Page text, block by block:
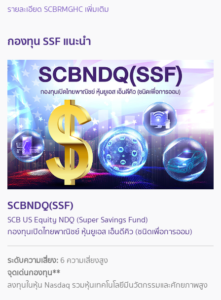
รายละเอียด SCBRMGHC เพิ่มเติม
กองทุน SSF แนะนำ
SCBNDQ(SSF)
SCB US Equity NDQ (Super Savings Fund)
กองทุนเปิดไทยพาณิชย์ หุ้นยูเอส เอ็นดีคิว (ชนิดเพื่อการออม)
ระดับความเสี่ยง: 6 ความเสี่ยงสูง
จุดเด่นกองทุน**
ลงทุนในหุ้น Nasdaq รวมหุ้นเทคโนโลยีมีนวัตกรรมและศักยภาพสูง